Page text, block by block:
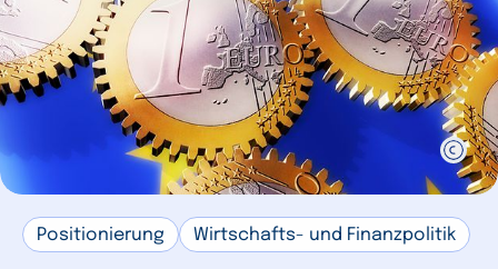
Positionierung Wirtschafts- und Finanzpolitik